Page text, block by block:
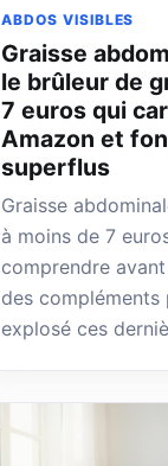
ABDOS VISIBLES
Graisse
le brûleur de
7 euros qui
Amazon et
superflus
Graisse
à moins de 7
comprendre
des compléments
explosé ces